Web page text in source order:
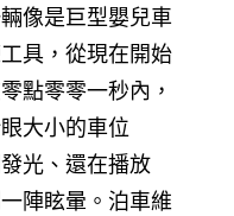
像是巨型嬰兒車
具，從現在開始
點零零一秒內，
大小的車位
光、還在播放
陣眩暈。泊車維